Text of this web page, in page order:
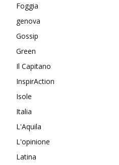
Foggia
genova
Gossip
Green
Il Capitano
InspirAction
Isole
Italia
L'Aquila
L'opinione
Latina